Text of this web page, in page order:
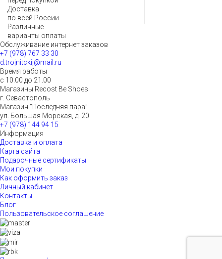
Доставка
по всей России
Различные
варианты оплаты
Обслуживание интернет заказов
+7 (978) 767 33 30
d.trojnitckij@mail.ru
Время работы
с 10.00 до 21.00
Магазины Recost Be Shoes
г. Севастополь
Магазин “Последняя пара”
ул. Большая Морская, д. 20
+7 (978) 144 94 15
Информация
Доставка и оплата
Карта сайта
Подарочные сертификаты
Мои покупки
Как оформить заказ
Личный кабинет
Контакты
Блог
Пользовательское соглашение